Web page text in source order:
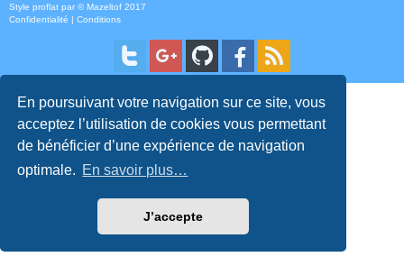
En poursuivant votre navigation sur ce site, vous
acceptez l’utilisation de cookies vous permettant
de bénéficier d’une expérience de navigation
optimale. En savoir plus…
J’accepte
Style proflat par ©Mazeltof 2017
Confidentialité | Conditions